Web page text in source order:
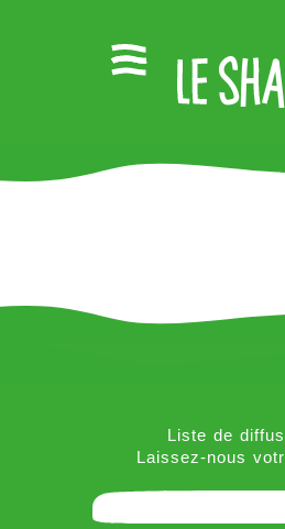
Liste de
Laissez-nous